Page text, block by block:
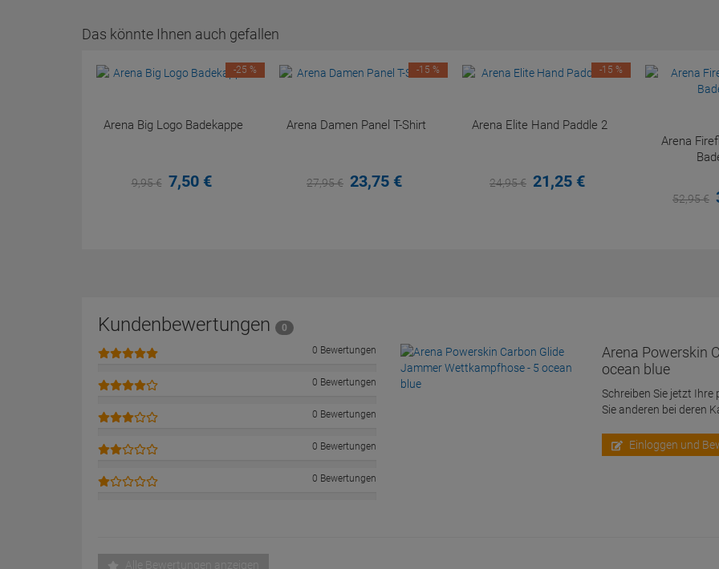
Das könnte Ihnen auch gefallen
Arena Big Logo Badekappe
9,95€ 7,50 €
-25 %
Arena Damen Panel T-Shirt
27,95€ 23,75 €
-15 %
Arena Elite Hand Paddle 2
24,95€ 21,25 €
-15 %
Arena
52,95€
Kundenbewertungen
0
0 Bewertungen
0 Bewertungen
0 Bewertungen
0 Bewertungen
0 Bewertungen
Arena Powerskin
ocean blue
Schreiben Sie jetzt
Sie anderen bei deren
Einloggen und
Alle Bewertungen anzeigen